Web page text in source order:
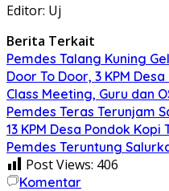
Editor: Uj
Berita Terkait
Pemdes Talang Kuning
Door To Door, 3 KPM
Class Meeting, Guru dan
Pemdes Teras Terunjam
13 KPM Desa Pondok Kopi
Pemdes Teruntung
Post Views: 406
Komentar